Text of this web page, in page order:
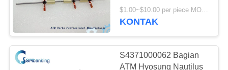
76
Stack Roller Assy
$1.00~$10.00 per piece MOQ:1 potong
KONTAK
S4371000062 Bagian
ATM Hyosung Nautilus